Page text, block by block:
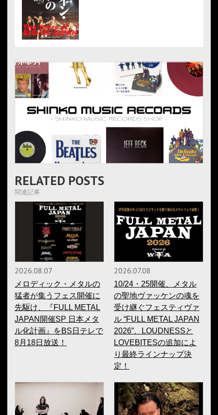
RELATED POSTS
関連記事
2026.08.07
メロディック・メタルの
猛者が集うフェス開催に
先駆け、『FULL METAL
JAPAN開催SP 日本メタ
ル化計画』をBS日テレで
8月18日放送！
2026.07.08
10/24・25開催、メタル
の聖地ヴァッケンの魂を
受け継ぐフェスティヴァ
ル “FULL METAL JAPAN
2026”、LOUDNESSと
LOVEBITESの追加によ
り最終ラインナップ決
定！